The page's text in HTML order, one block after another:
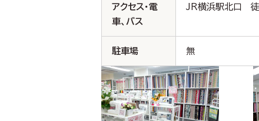
アクセス・電
車、バス
JR横浜駅北口
駐車場 無